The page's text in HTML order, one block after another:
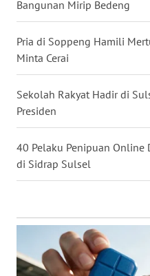
Bangunan Mirip Bedeng
Pria di Soppeng Hamili
Minta Cerai
Sekolah Rakyat Hadir di
Presiden
40 Pelaku Penipuan Online
di Sidrap Sulsel
KALTARA
WN
KALSEL
WN
KALTIM
WN
WN
GORONTALO